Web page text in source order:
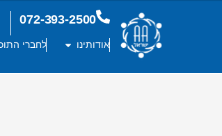
072-393-2500
אודותינו
לחברי